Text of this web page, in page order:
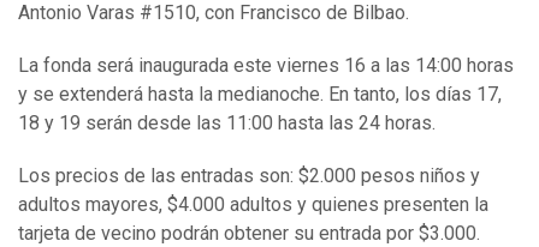
Antonio Varas #1510, con Francisco de Bilbao.
La fonda será inaugurada este viernes 16 a las 14:00 horas
y se extenderá hasta la medianoche. En tanto, los días 17,
18 y 19 serán desde las 11:00 hasta las 24 horas.
Los precios de las entradas son: $2.000 pesos niños y
adultos mayores, $4.000 adultos y quienes presenten la
tarjeta de vecino podrán obtener su entrada por $3.000.